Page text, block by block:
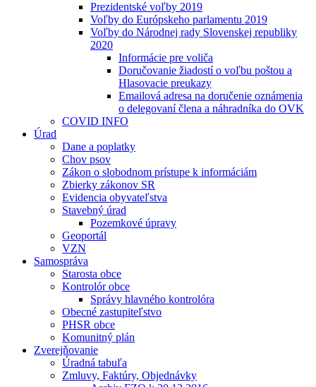
Prezidentské voľby 2019
Voľby do Európskeho parlamentu 2019
Voľby do Národnej rady Slovenskej republiky
2020
Informácie pre voliča
Doručovanie žiadostí o voľbu poštou a
Hlasovacie preukazy
Emailová adresa na doručenie oznámenia
o delegovaní člena a náhradníka do OVK
COVID INFO
Úrad
Dane a poplatky
Chov psov
Zákon o slobodnom prístupe k informáciám
Zbierky zákonov SR
Evidencia obyvateľstva
Stavebný úrad
Pozemkové úpravy
Geoportál
VZN
Samospráva
Starosta obce
Kontrolór obce
Správy hlavného kontrolóra
Obecné zastupiteľstvo
PHSR obce
Komunitný plán
Zverejňovanie
Úradná tabuľa
Zmluvy, Faktúry, Objednávky